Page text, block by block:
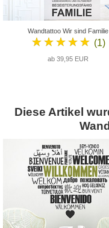
Wandtattoo Wir sind Familie
★★★★★ (1)
ab 39,95 EUR
Diese Artikel